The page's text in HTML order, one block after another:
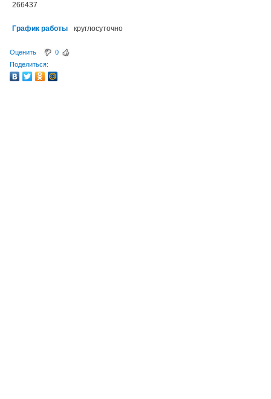
266437
График работы круглосуточно
Оценить
0
Поделиться: